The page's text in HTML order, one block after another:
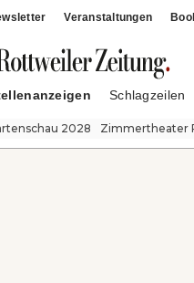
Veranstaltungen
Schlagzeilen
2028 Zimmertheater